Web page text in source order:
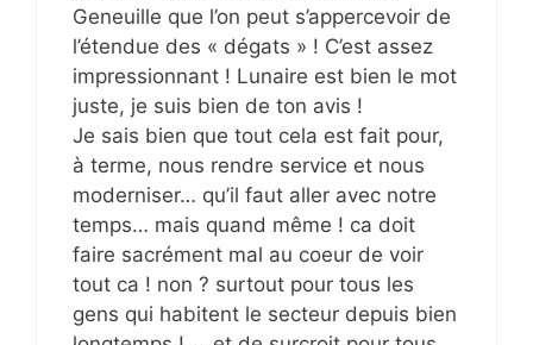
Geneuille que l’on peut s’appercevoir de
l’étendue des « dégats » ! C’est assez
impressionnant ! Lunaire est bien le mot
juste, je suis bien de ton avis !
Je sais bien que tout cela est fait pour,
à terme, nous rendre service et nous
moderniser… qu’il faut aller avec notre
temps… mais quand même ! ca doit
faire sacrément mal au coeur de voir
tout ca ! non ? surtout pour tous les
gens qui habitent le secteur depuis bien